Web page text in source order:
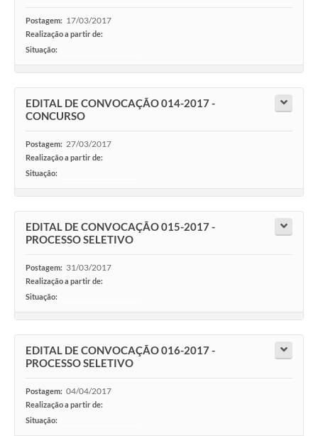
Postagem: 17/03/2017
Realização a partir de:
Situação:
EDITAL DE CONVOCAÇÃO 014-2017 -
CONCURSO
Postagem: 27/03/2017
Realização a partir de:
Situação:
EDITAL DE CONVOCAÇÃO 015-2017 -
PROCESSO SELETIVO
Postagem: 31/03/2017
Realização a partir de:
Situação:
EDITAL DE CONVOCAÇÃO 016-2017 -
PROCESSO SELETIVO
Postagem: 04/04/2017
Realização a partir de:
Situação: